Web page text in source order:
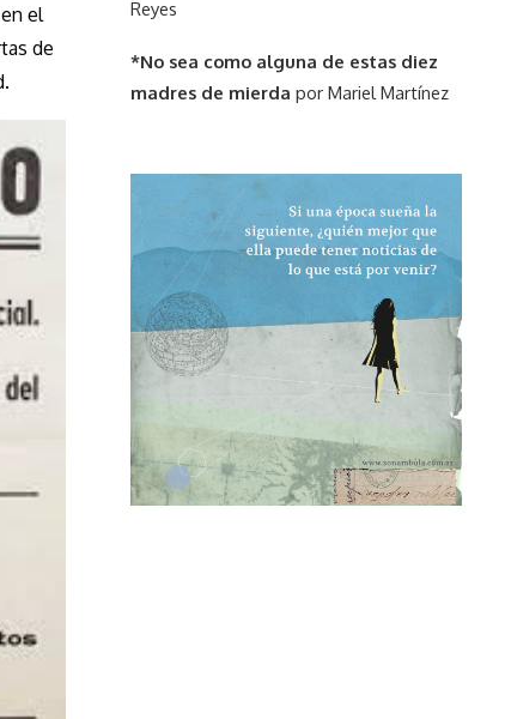
el
de
Reyes
*No sea como alguna de estas diez
madres de mierda por Mariel Martínez